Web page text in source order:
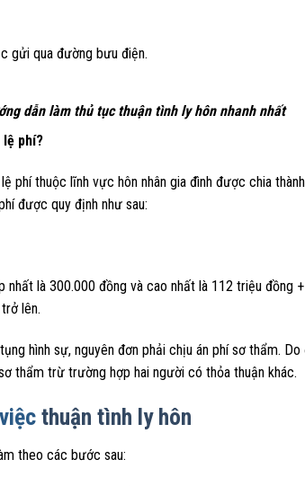
gửi qua đường bưu điện.
dẫn làm thủ tục thuận tình ly hôn nhanh nhất
lệ phí?
phí thuộc lĩnh vực hôn nhân gia đình được chia
được quy định như sau:
là 300.000 đồng và cao nhất là 112 triệu đồng
lên.
hình sự, nguyên đơn phải chịu án phí sơ thẩm.
thẩm trừ trường hợp hai người có thỏa thuận khác.
thuận tình ly hôn
theo các bước sau: